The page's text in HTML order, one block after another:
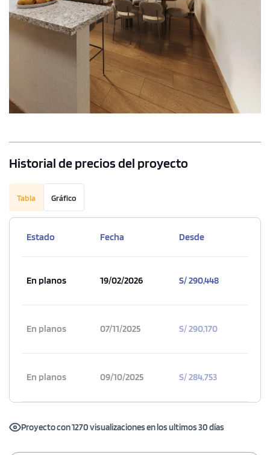
Historial de precios del proyecto
Tabla Gráfico
Estado Fecha Desde
En planos 19/02/2026 S/ 290,448
En planos 07/11/2025 S/ 290,170
En planos 09/10/2025 S/ 284,753
Proyecto con 1270 visualizaciones en los ultimos 30 días